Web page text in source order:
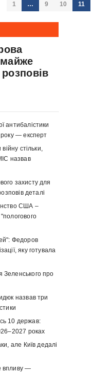
1 … 9 10 11
антибалістики
— експерт
стільки,
назвав
захисту для
деталі
США –
Федоров
яку готувала
Зеленського про
назвав три
10 держав:
роках
але Київ дедалі
впливу —